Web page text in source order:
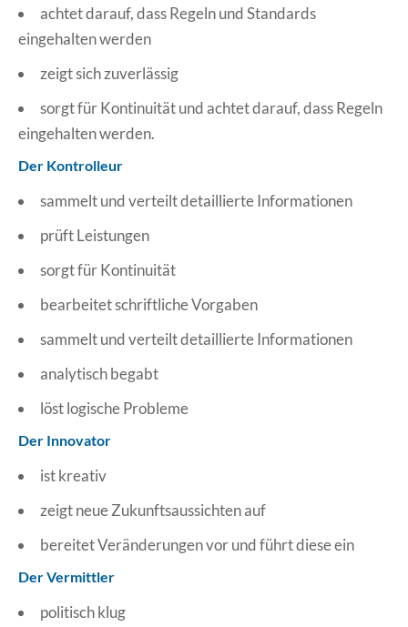
achtet darauf, dass Regeln und Standards
eingehalten werden
zeigt sich zuverlässig
sorgt für Kontinuität und achtet darauf, dass Regeln
eingehalten werden.
Der Kontrolleur
sammelt und verteilt detaillierte Informationen
prüft Leistungen
sorgt für Kontinuität
bearbeitet schriftliche Vorgaben
sammelt und verteilt detaillierte Informationen
analytisch begabt
löst logische Probleme
Der Innovator
ist kreativ
zeigt neue Zukunftsaussichten auf
bereitet Veränderungen vor und führt diese ein
Der Vermittler
politisch klug